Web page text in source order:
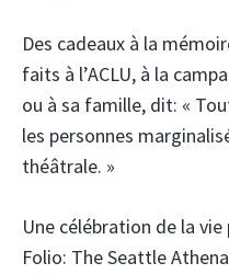
Des cadeaux à la
faits à l’ACLU, à la
ou à sa famille, dit: «
les personnes
théâtrale. »
Une célébration de la
Folio: The Seattle